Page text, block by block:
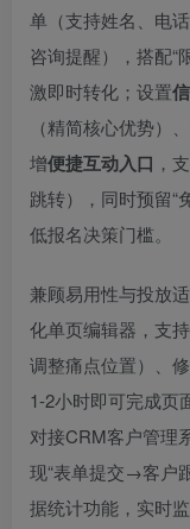
单（支持姓名、电
咨询提醒），搭配“
激即时转化；设置
（精简核心优势）
增便捷互动入口 ，
跳转），同时预留“
低报名决策门槛。
兼顾易用性与投放
化单页编辑器，支
调整痛点位置）、
1-2小时即可完成页
对接CRM客户管理
现“表单提交→客户
据统计功能，实时